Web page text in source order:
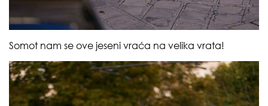
Somot nam se ove jeseni vraća na velika vrata!